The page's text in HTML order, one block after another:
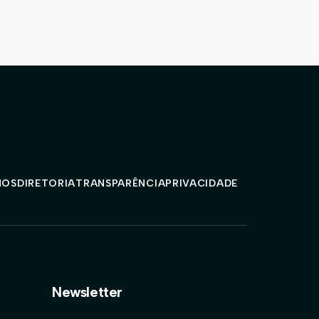
DIRETORIATRANSPARÊNCIAPRIVACIDADE
Newsletter